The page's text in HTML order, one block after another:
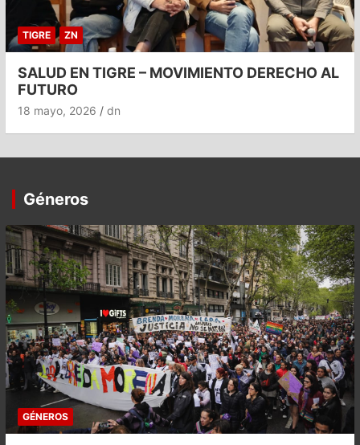
TIGRE ZN
SALUD EN TIGRE – MOVIMIENTO DERECHO AL
FUTURO
18 mayo, 2026 dn
Géneros
GÉNEROS